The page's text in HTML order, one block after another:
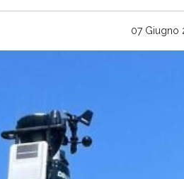
07 Giugno